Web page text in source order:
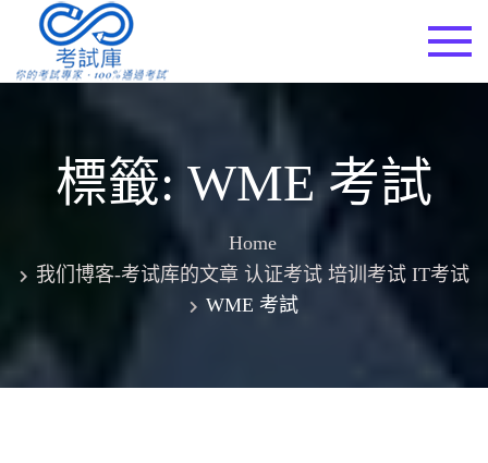
content
標籤: WME 考試
Home
我们博客-考试库的文章 认证考试 培训考试 IT考试
WME 考試